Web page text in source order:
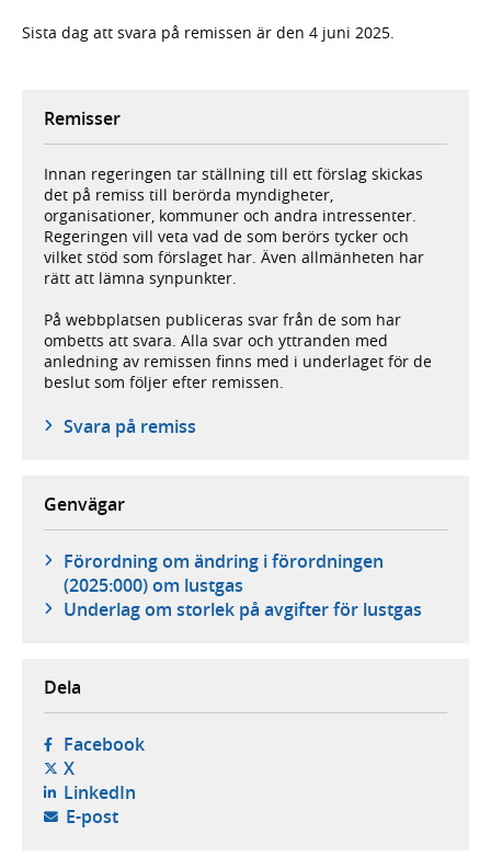
Sista dag att svara på remissen är den 4 juni 2025.
Remisser
Innan regeringen tar ställning till ett förslag skickas
det på remiss till berörda myndigheter,
organisationer, kommuner och andra intressenter.
Regeringen vill veta vad de som berörs tycker och
vilket stöd som förslaget har. Även allmänheten har
rätt att lämna synpunkter.
På webbplatsen publiceras svar från de som har
ombetts att svara. Alla svar och yttranden med
anledning av remissen finns med i underlaget för de
beslut som följer efter remissen.
Svara på remiss
Genvägar
Förordning om ändring i förordningen
(2025:000) om lustgas
Underlag om storlek på avgifter för lustgas
Dela
Facebook- öppnas i ny flik, extern webbplats,
X- öppnas i ny flik, extern webbplats,
LinkedIn- öppnas i ny flik, extern webbplats,
E-post- öppnar din e-postklient,